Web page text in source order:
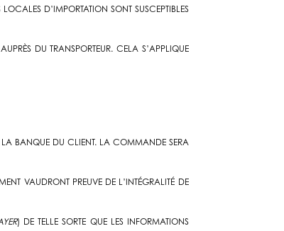
D’IMPORTATION SONT SUSCEPTIBLES
DU TRANSPORTEUR. CELA S’APPLIQUE
BANQUE DU CLIENT. LA COMMANDE SERA
VAUDRONT PREUVE DE L’INTÉGRALITÉ DE
) DE TELLE SORTE QUE LES INFORMATIONS